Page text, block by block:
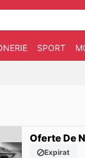
SPORT
Oferte De
Expirat